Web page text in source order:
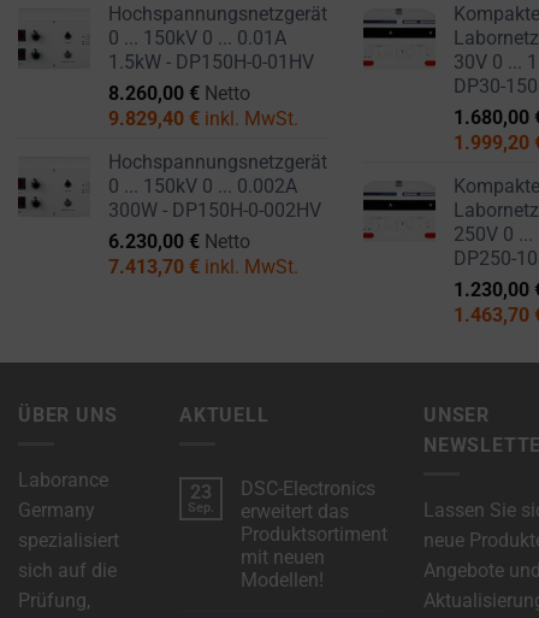
Hochspannungsnetzgerät
0 ... 150kV 0 ... 0.01A
1.5kW - DP150H-0-01HV
8.260,00 € Netto
9.829,40 € inkl. MwSt.
Hochspannungsnetzgerät
0 ... 150kV 0 ... 0.002A
300W - DP150H-0-002HV
6.230,00 € Netto
7.413,70 € inkl. MwSt.
30V 0 ...
DP30-
1.680,00
1.999,20
250V 0 ...
DP250-
1.230,00
1.463,70
ÜBER UNS
Laborance
Germany
spezialisiert
sich auf die
Prüfung,
AKTUELL
23
Sep.
DSC-Electronics
erweitert das
Produktsortiment
mit neuen
Modellen!
UNSER
Lassen Sie
neue
Angebote